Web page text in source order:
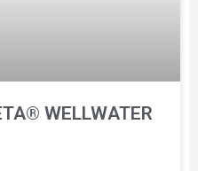
WELLWATER